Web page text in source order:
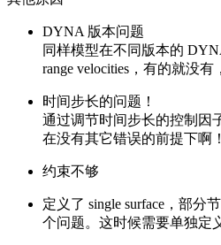
DYNA 版本问题
同样模型在不同版本的
range velocities，有的就没有
时间步长的问题！
通过调节时间步长的控制因
在没有其它错误的前提下啊！
约束不够
定义了 single surface，部分
个问题。这时候需要单独定